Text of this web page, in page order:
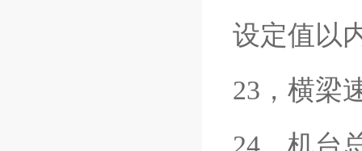
设定值以
23，横梁
24，机台